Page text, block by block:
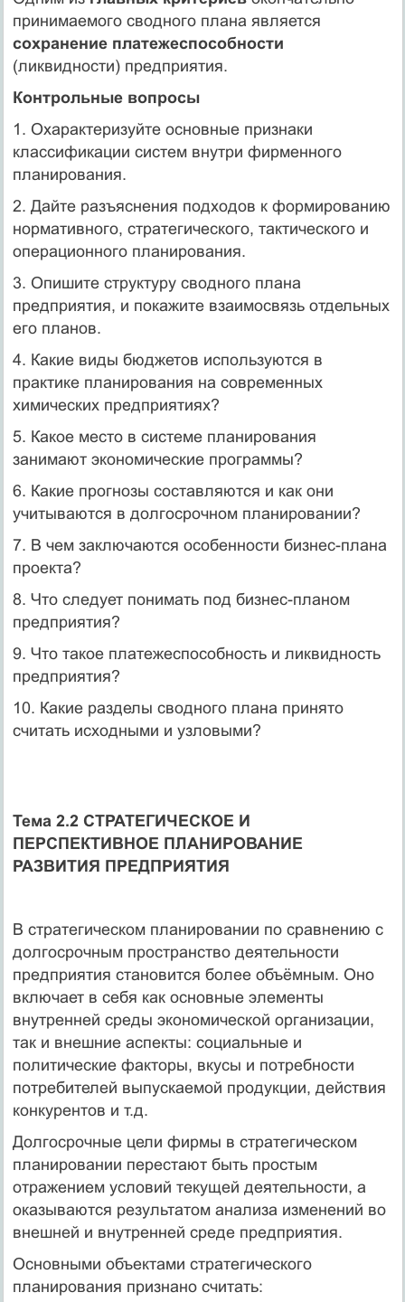
принимаемого сводного плана является
сохранение платежеспособности
(ликвидности) предприятия.
Контрольные вопросы
1. Охарактеризуйте основные признаки
классификации систем внутри фирменного
планирования.
2. Дайте разъяснения подходов к формированию
нормативного, стратегического, тактического и
операционного планирования.
3. Опишите структуру сводного плана
предприятия, и покажите взаимосвязь отдельных
его планов.
4. Какие виды бюджетов используются в
практике планирования на современных
химических предприятиях?
5. Какое место в системе планирования
занимают экономические программы?
6. Какие прогнозы составляются и как они
учитываются в долгосрочном планировании?
7. В чем заключаются особенности бизнес-плана
проекта?
8. Что следует понимать под бизнес-планом
предприятия?
9. Что такое платежеспособность и ликвидность
предприятия?
10. Какие разделы сводного плана принято
считать исходными и узловыми?
Тема 2.2 СТРАТЕГИЧЕСКОЕ И
ПЕРСПЕКТИВНОЕ ПЛАНИРОВАНИЕ
РАЗВИТИЯ ПРЕДПРИЯТИЯ
В стратегическом планировании по сравнению с
долгосрочным пространство деятельности
предприятия становится более объёмным. Оно
включает в себя как основные элементы
внутренней среды экономической организации,
так и внешние аспекты: социальные и
политические факторы, вкусы и потребности
потребителей выпускаемой продукции, действия
конкурентов и т.д.
Долгосрочные цели фирмы в стратегическом
планировании перестают быть простым
отражением условий текущей деятельности, а
оказываются результатом анализа изменений во
внешней и внутренней среде предприятия.
Основными объектами стратегического
планирования признано считать: